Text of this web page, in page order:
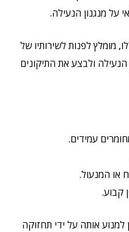
על מנגנון הנעילה.
מומלץ לפנות לשירותיו של
הנעילה ולבצע את התיקונים
עמידים.
או המנעול.
קבוע.
אותה על ידי תחזוקה